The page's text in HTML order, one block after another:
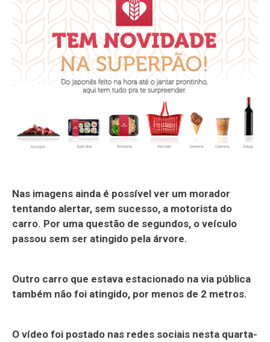
Nas imagens ainda é possível ver um morador
tentando alertar, sem sucesso, a motorista do
carro. Por uma questão de segundos, o veículo
passou sem ser atingido pela árvore.
Outro carro que estava estacionado na via pública
também não foi atingido, por menos de 2 metros.
O vídeo foi postado nas redes sociais nesta quarta-